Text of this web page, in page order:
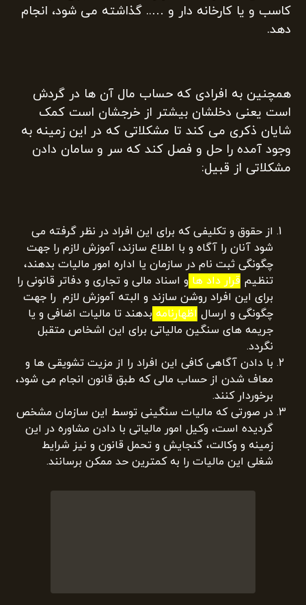
کاسب و یا کارخانه دار و ….. گذاشته می شود، انجام
دهد.
همچنین به افرادی که حساب مال آن ها در گردش
است یعنی دخلشان بیشتر از خرجشان است کمک
شایان ذکری می کند تا مشکلاتی که در این زمینه به
وجود آمده را حل و فصل کند که سر و سامان دادن
مشکلاتی از قبیل:
از حقوق و تکلیفی که برای این افراد در نظر گرفته می
شود آنان را آگاه و با اطلاع سازند، آموزش لازم را جهت
چگونگی ثبت نام در سازمان یا اداره امور مالیات بدهند،
تنظیم قرار داد ها و اسناد مالی و تجاری و دفاتر قانونی را
برای این افراد روشن سازند و البته آموزش لازم را جهت
چگونگی و ارسال اظهارنامه بدهند تا مالیات اضافی و یا
جریمه های سنگین مالیاتی برای این اشخاص متقبل
نگردد.
با دادن آگاهی کافی این افراد را از مزیت تشویقی ها و
معاف شدن از حساب مالی که طبق قانون انجام می شود،
برخوردار کنند.
در صورتی که مالیات سنگینی توسط این سازمان مشخص
گردیده است، وکیل امور مالیاتی با دادن مشاوره در این
زمینه و وکالت، گنجایش و تحمل قانون و نیز شرایط
شغلی این مالیات را به کمترین حد ممکن برسانند.